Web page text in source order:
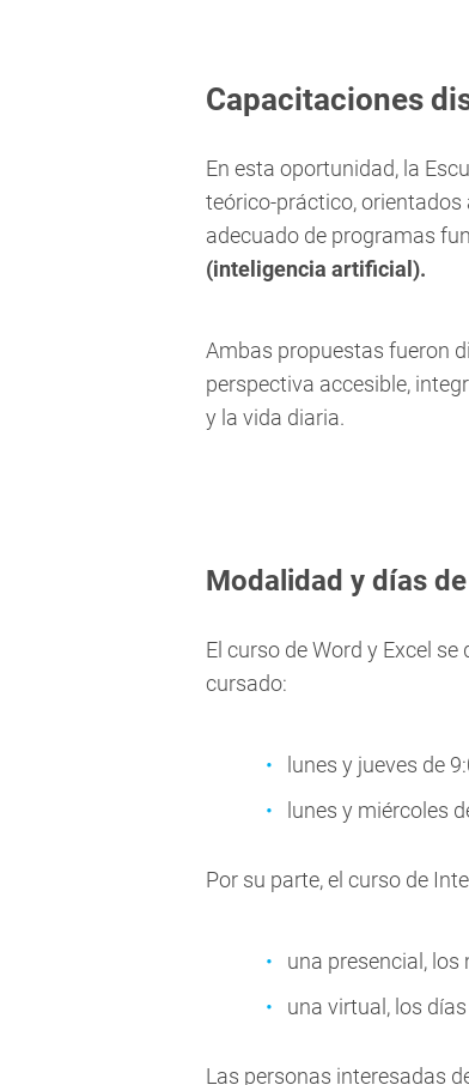
Capacitaciones
En esta oportunidad, la
teórico-práctico,
adecuado de programas
(inteligencia artificial).
Ambas propuestas fueron
perspectiva accesible,
y la vida diaria.
Modalidad y días
El curso de Word y Excel
cursado:
lunes y jueves de
lunes y miércoles
Por su parte, el curso de
una presencial, los
una virtual, los
Las personas interesadas